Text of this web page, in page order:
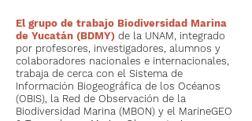
El grupo de trabajo Biodiversidad Marina
de Yucatán (BDMY) de la UNAM, integrado
por profesores, investigadores, alumnos y
colaboradores nacionales e internacionales,
trabaja de cerca con el Sistema de
Información Biogeográfica de los Océanos
(OBIS), la Red de Observación de la
Biodiversidad Marina (MBON) y el MarineGEO